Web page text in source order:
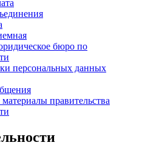
бюро по
персональных данных
правительства